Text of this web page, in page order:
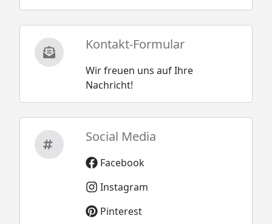
Kontakt-Formular
Wir freuen uns auf Ihre
Nachricht!
Social Media
Facebook
Instagram
Pinterest